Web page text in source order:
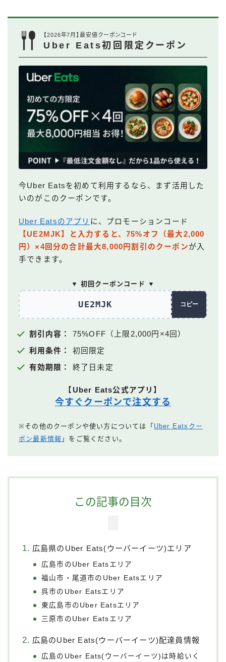
【2026年7月】最安値クーポンコード
Uber Eats初回限定クーポン
今Uber Eatsを初めて利用するなら、まず活用した
いのがこのクーポンです。
Uber Eatsのアプリ に、プロモーションコード
【UE2MJK】と入力すると、75%オフ（最大2,000
円）×4回分の合計最大8,000円割引のクーポンが入
手できます。
▼ 初回クーポンコード ▼
UE2MJK コピー
割引内容： 75%OFF（上限2,000円×4回）
利用条件： 初回限定
有効期限： 終了日未定
【Uber Eats公式アプリ】
今すぐクーポンで注文する
※その他のクーポンや使い方については「Uber Eatsクー
ポン最新情報 」をご覧ください。
この記事の目次
広島県のUber Eats(ウーバーイーツ)エリア
広島市のUber Eatsエリア
福山市・尾道市のUber Eatsエリア
呉市のUber Eatsエリア
東広島市のUber Eatsエリア
三原市のUber Eatsエリア
広島のUber Eats(ウーバーイーツ)配達員情報
広島のUber Eats(ウーバーイーツ)は時給いく